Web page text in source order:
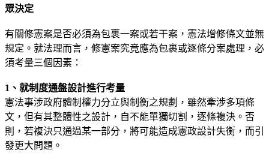
眾決定
有關修憲案是否必須為包裹一案或若干案，憲法增修條文並無
規定。就法理而言，修憲案究竟應為包裹或逐條分案處理，必
須考量三個因素：
1 、就制度通盤設計進行考量
憲法事涉政府體制權力分立與制衡之規劃，雖然牽涉多項條
文，但有其整體性之設計，自不能單獨切割，逐條複決。否
則，若複決只通過某一部分，將可能造成憲政設計失衡，而引
發更大問題。